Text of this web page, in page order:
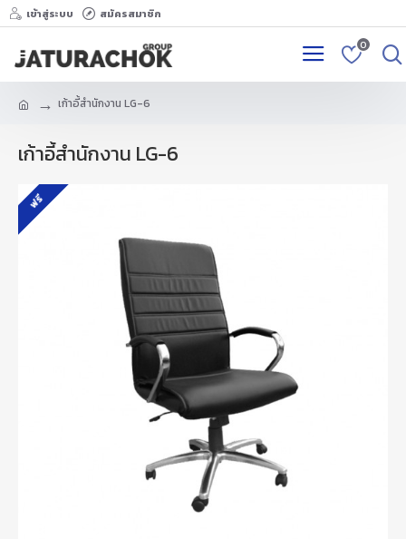
เข้าสู่ระบบ สมัครสมาชิก
0
เก้าอี้สำนักงาน LG-6
เก้าอี้สำนักงาน LG-6
ฟรี